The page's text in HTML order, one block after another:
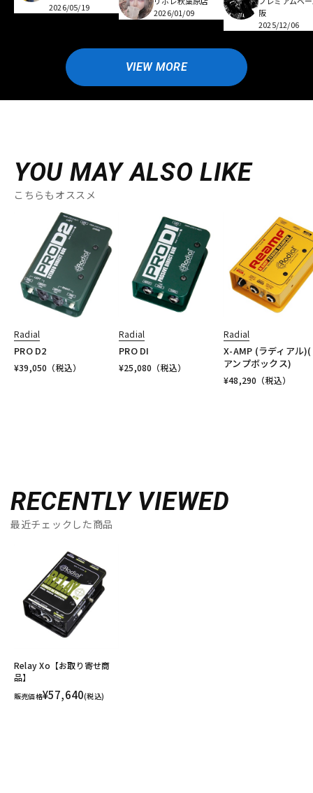
2026/05/19
2026/01/09
阪
2025/12/06
VIEW MORE
YOU MAY ALSO LIKE
こちらもオススメ
Radial
PRO D2
¥39,050 （税込）
Radial
PRO DI
¥25,080 （税込）
Radial
X-AMP (ラディアル
アンプボックス)
¥48,290 （税込）
RECENTLY VIEWED
最近チェックした商品
Relay Xo【お取り寄せ商
品】
販売価格¥57,640(税込)